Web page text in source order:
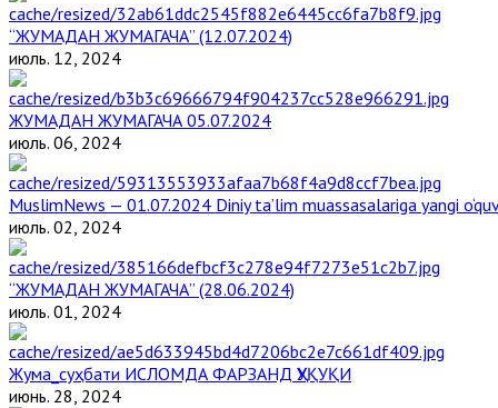
“ЖУМАДАН ЖУМАГАЧА” (12.07.2024)
июль. 12, 2024
ЖУМАДАН ЖУМАГАЧА 05.07.2024
июль. 06, 2024
MuslimNews — 01.07.2024 Diniy ta’lim muassasalariga yangi
июль. 02, 2024
“ЖУМАДАН ЖУМАГАЧА” (28.06.2024)
июль. 01, 2024
Жума_суҳбати ИСЛОМДА ФАРЗАНД ҲУҚУҚИ
июнь. 28, 2024